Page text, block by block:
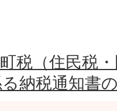
税（住民税
納税通知書